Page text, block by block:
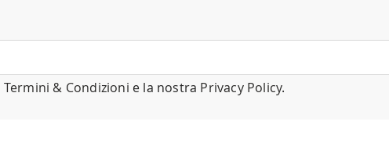
Termini & Condizioni e la nostra Privacy Policy.